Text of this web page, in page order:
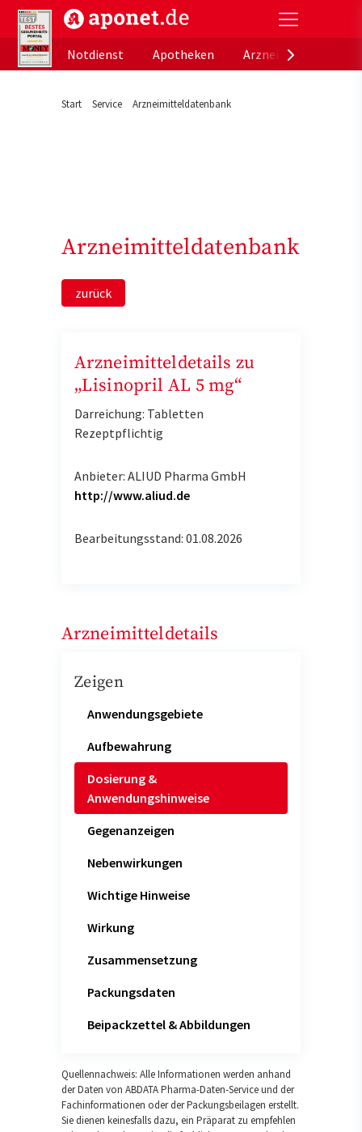
aponet.de - Das offizielle Gesundheitsportal der
Notdienst
Apotheken
Start Service Arzneimitteldatenbank
Arzneimitteldatenbank
zurück
Arzneimitteldetails zu
„Lisinopril AL 5 mg“
Darreichung: Tabletten
Rezeptpflichtig
Anbieter: ALIUD Pharma GmbH
http://www.aliud.de
Bearbeitungsstand: 01.08.2026
Arzneimitteldetails
Zeigen
Anwendungsgebiete
Aufbewahrung
Dosierung &
Anwendungshinweise
Gegenanzeigen
Nebenwirkungen
Wichtige Hinweise
Wirkung
Zusammensetzung
Packungsdaten
Beipackzettel & Abbildungen
Quellennachweis: Alle Informationen werden anhand
der Daten von ABDATA Pharma-Daten-Service und der
Fachinformationen oder der Packungsbeilagen erstellt.
Sie dienen keinesfalls dazu, ein Präparat zu empfehlen